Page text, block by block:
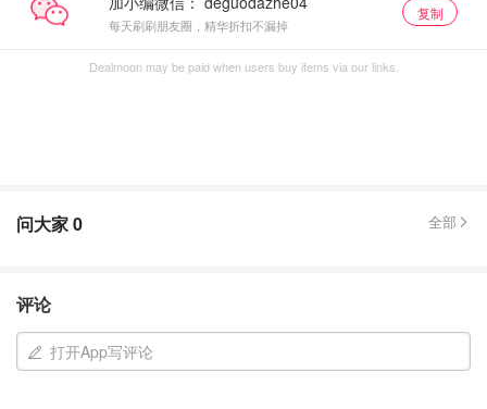
每天刷刷朋友圈，精华折扣不漏掉
复制
Dealmoon may be paid when users buy items via our links.
问大家0 全部
评论
打开App写评论